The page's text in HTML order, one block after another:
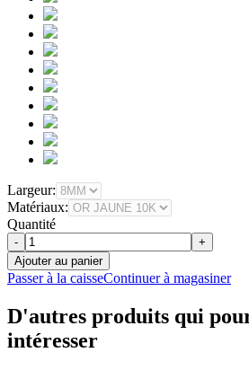
Largeur:
Matériaux:
Quantité
-
+
Ajouter au panier
Passer à la caisseContinuer à magasiner
D'autres produits qui
intéresser